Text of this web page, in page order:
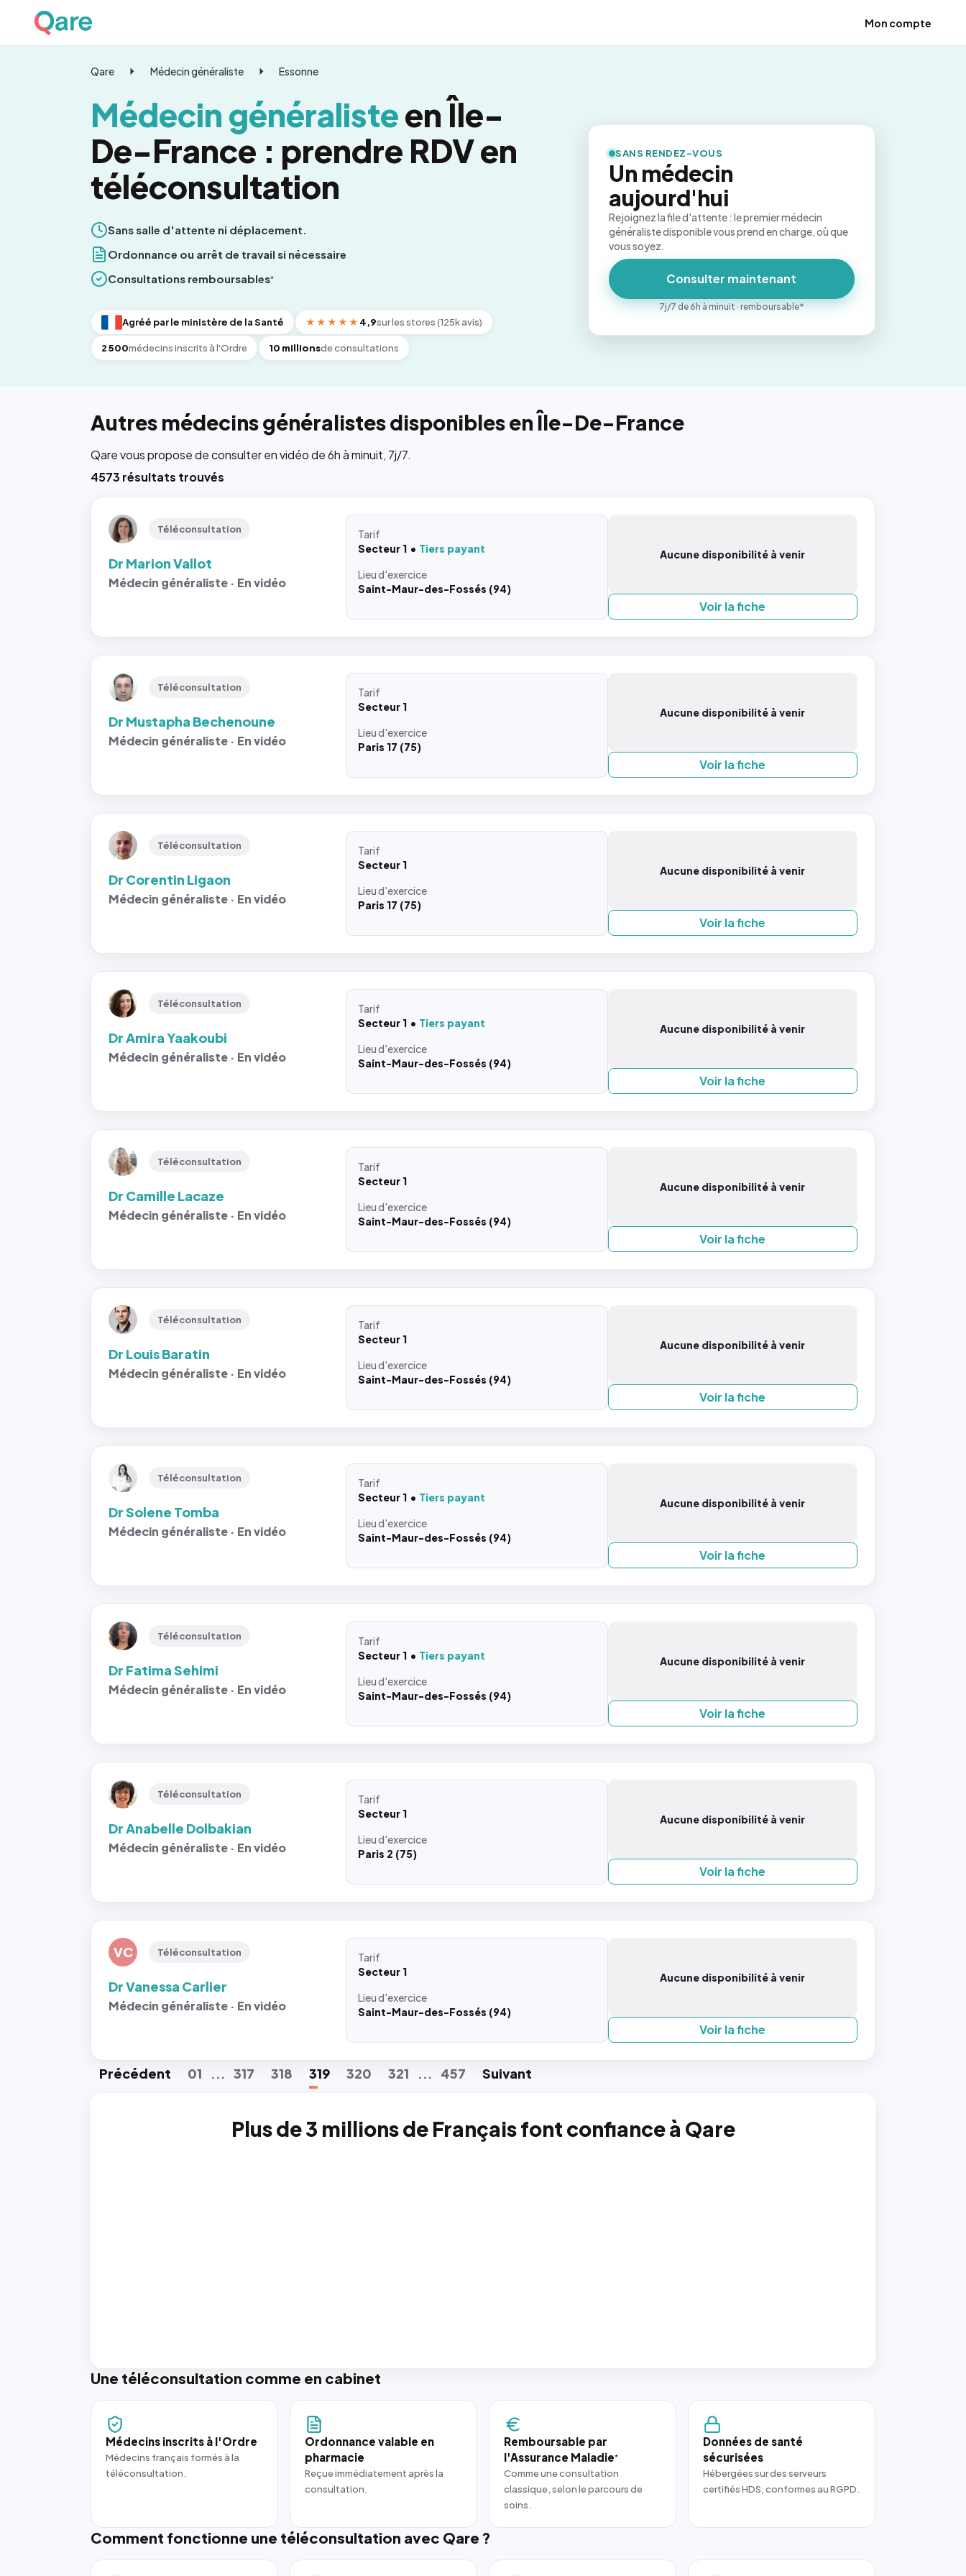
Mon compte
Qare Médecin généraliste Essonne
Médecin généralisteen Île-
De-France : prendre RDV en
téléconsultation
Sans salle d'attente ni déplacement.
Ordonnance ou arrêt de travail si nécessaire
Consultations remboursables*
Agréé par le ministère de la Santé ★★★★★ 4,9sur les stores (125k avis)
2 500médecins inscrits à l'Ordre 10 millionsde consultations
SANS RENDEZ-VOUS
Un médecin
aujourd'hui
Rejoignez la file d'attente : le premier médecin
généraliste disponible vous prend en charge, où que
vous soyez.
Consulter maintenant
7j/7 de 6h à minuit · remboursable*
Autres médecins généralistes disponibles en Île-De-France
Qare vous propose de consulter en vidéo de 6h à minuit, 7j/7.
4573 résultats trouvés
Téléconsultation
Dr Marion Vallot
Médecin généraliste · En vidéo
Tarif
Secteur 1
Tiers payant
Lieud'exercice
Saint-Maur-des-Fossés (94)
Aucune disponibilité à venir
Voir la fiche
Téléconsultation
Dr Mustapha Bechenoune
Médecin généraliste · En vidéo
Tarif
Secteur 1
Lieud'exercice
Paris 17 (75)
Aucune disponibilité à venir
Voir la fiche
Téléconsultation
Dr Corentin Ligaon
Médecin généraliste · En vidéo
Tarif
Secteur 1
Lieud'exercice
Paris 17 (75)
Aucune disponibilité à venir
Voir la fiche
Téléconsultation
Dr Amira Yaakoubi
Médecin généraliste · En vidéo
Tarif
Secteur 1
Tiers payant
Lieud'exercice
Saint-Maur-des-Fossés (94)
Aucune disponibilité à venir
Voir la fiche
Téléconsultation
Dr Camille Lacaze
Médecin généraliste · En vidéo
Tarif
Secteur 1
Lieud'exercice
Saint-Maur-des-Fossés (94)
Aucune disponibilité à venir
Voir la fiche
Téléconsultation
Dr Louis Baratin
Médecin généraliste · En vidéo
Tarif
Secteur 1
Lieud'exercice
Saint-Maur-des-Fossés (94)
Aucune disponibilité à venir
Voir la fiche
Téléconsultation
Dr Solene Tomba
Médecin généraliste · En vidéo
Tarif
Secteur 1
Tiers payant
Lieud'exercice
Saint-Maur-des-Fossés (94)
Aucune disponibilité à venir
Voir la fiche
Téléconsultation
Dr Fatima Sehimi
Médecin généraliste · En vidéo
Tarif
Secteur 1
Tiers payant
Lieud'exercice
Saint-Maur-des-Fossés (94)
Aucune disponibilité à venir
Voir la fiche
Téléconsultation
Dr Anabelle Dolbakian
Médecin généraliste · En vidéo
Tarif
Secteur 1
Lieud'exercice
Paris 2 (75)
Aucune disponibilité à venir
Voir la fiche
VC Téléconsultation
Dr Vanessa Carlier
Médecin généraliste · En vidéo
Tarif
Secteur 1
Lieud'exercice
Saint-Maur-des-Fossés (94)
Aucune disponibilité à venir
Voir la fiche
Précédent 01 ... 317 318 319 320 321 ... 457 Suivant
Plus de 3 millions de Français font confiance à Qare
Une téléconsultation comme en cabinet
Médecins inscrits à l'Ordre
Médecins français formés à la
téléconsultation.
Ordonnance valable en
pharmacie
Reçue immédiatement après la
consultation.
Remboursable par
l'Assurance Maladie*
Comme une consultation
classique, selon le parcours de
soins.
Données de santé
sécurisées
Hébergées sur des serveurs
certifiés HDS, conformes au RGPD.
Comment fonctionne une téléconsultation avec Qare ?